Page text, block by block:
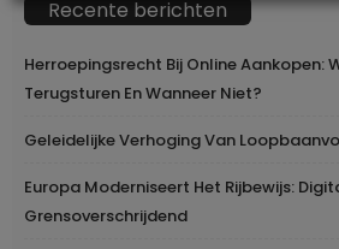
Recente berichten
Herroepingsrecht Bij Online Aankopen:
Terugsturen En Wanneer Niet?
Geleidelijke Verhoging Van
Europa Moderniseert Het Rijbewijs:
Grensoverschrijdend